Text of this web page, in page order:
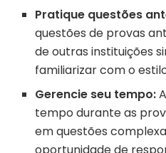
Pratique questões
questões de provas
de outras instituições
familiarizar com o
Gerencie seu tempo:
tempo durante as
em questões